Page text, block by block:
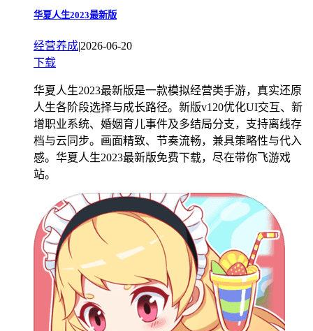
华夏人生2023最新版
经营养成2026-06-20
下载
华夏人生2023最新版是一款模拟经营类手游，真实还原
人生各阶段选择与成长路径。新版v120优化UI交互、新
增职业系统、婚姻育儿事件及多结局分支，支持离线存
档与云同步。画面精致、节奏流畅，兼具策略性与代入
感。华夏人生2023最新版免费下载，尽在带你飞游戏
站。